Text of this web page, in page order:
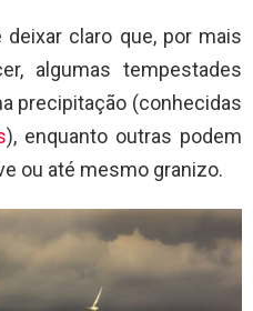
claro que, por mais
algumas tempestades
precipitação (conhecidas
), enquanto outras podem
ou até mesmo granizo.